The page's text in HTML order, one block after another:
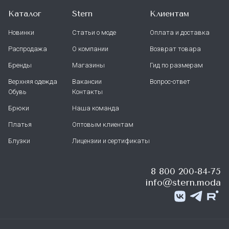
Каталог
Новинки
Распродажа
Бренды
Верхняя одежда
Обувь
Брюки
Платья
Блузки
Stern
Статьи о моде
О компании
Магазины
Вакансии
Контакты
Наша команда
Оптовым клиентам
Лицензии и сертификаты
Клиентам
Оплата и доставка
Возврат товара
Гид по размерам
Вопрос-ответ
8 800 200-84-75
info@stern.moda